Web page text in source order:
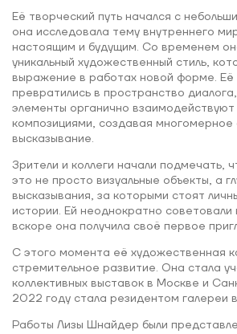
Её творческий путь начался с
она исследовала тему внутреннего
настоящим и будущим. Со временем
уникальный художественный стиль,
выражение в работах новой форме. Её
превратились в пространство
элементы органично
композициями, создавая многомерное
высказывание.
Зрители и коллеги начали подмечать,
это не просто визуальные объекты, а
высказывания, за которыми стоят
истории. Ей неоднократно советовали
вскоре она получила своё первое
С этого момента её художественная
стремительное развитие. Она стала
коллективных выставок в Москве и
2022 году стала резидентом галереи
Работы Лизы Шнайдер были